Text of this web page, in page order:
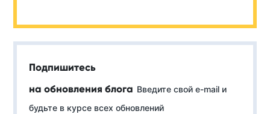
Подпишитесь
на обновления блога Введите свой e-mail и
будьте в курсе всех обновлений